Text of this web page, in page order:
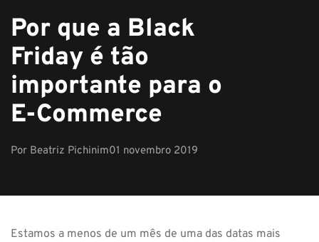
Por que a Black
Friday é tão
importante para o
E-Commerce
Por Beatriz Pichinim01 novembro 2019
Estamos a menos de um mês de uma das datas mais